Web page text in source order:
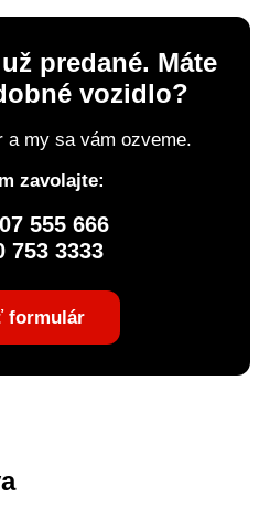
predané. Máte
vozidlo?
a my sa vám ozveme.
zavolajte:
555 666
753 3333
formulár